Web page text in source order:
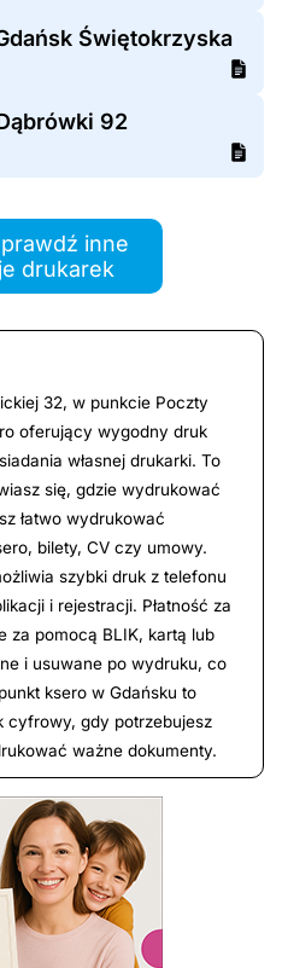
Świętokrzyska
92
inne
drukarek
32, w punkcie Poczty
oferujący wygodny druk
własnej drukarki. To
się, gdzie wydrukować
łatwo wydrukować
bilety, CV czy umowy.
szybki druk z telefonu
i rejestracji. Płatność za
za pomocą BLIK, kartą lub
i usuwane po wydruku, co
ksero w Gdańsku to
cyfrowy, gdy potrzebujesz
ważne dokumenty.